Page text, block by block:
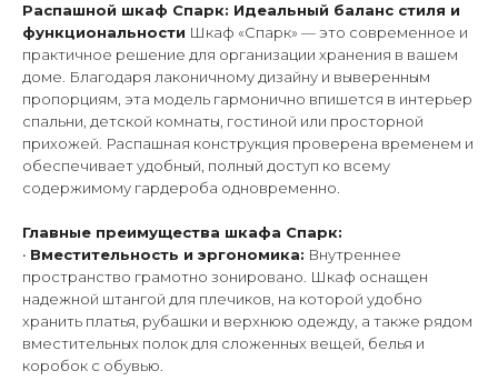
Распашной шкаф Спарк: Идеальный баланс стиля и
функциональности Шкаф «Спарк» — это современное и
практичное решение для организации хранения в вашем
доме. Благодаря лаконичному дизайну и выверенным
пропорциям, эта модель гармонично впишется в интерьер
спальни, детской комнаты, гостиной или просторной
прихожей. Распашная конструкция проверена временем и
обеспечивает удобный, полный доступ ко всему
содержимому гардероба одновременно.
Главные преимущества шкафа Спарк:
• Вместительность и эргономика: Внутреннее
пространство грамотно зонировано. Шкаф оснащен
надежной штангой для плечиков, на которой удобно
хранить платья, рубашки и верхнюю одежду, а также рядом
вместительных полок для сложенных вещей, белья и
коробок с обувью.